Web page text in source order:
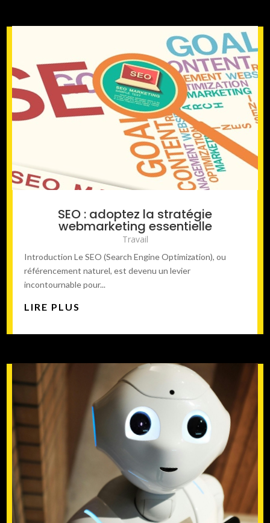
SEO : adoptez la stratégie
webmarketing essentielle
Travail
Introduction Le SEO (Search Engine Optimization), ou
référencement naturel, est devenu un levier
incontournable pour...
LIRE PLUS